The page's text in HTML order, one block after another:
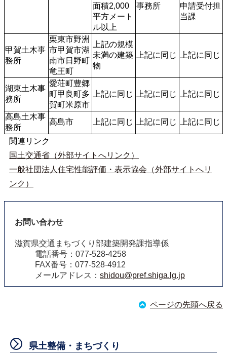
面積2,000
平方メート
ル以上
事務所
申請受付担
当課
甲賀土木事
務所
栗東市野洲
市甲賀市湖
南市日野町
竜王町
上記の規模
未満の建築
物
上記に同じ 上記に同じ
湖東土木事
務所
愛荘町豊郷
町甲良町多
賀町米原市
上記に同じ 上記に同じ 上記に同じ
高島土木事
務所
高島市 上記に同じ 上記に同じ 上記に同じ
関連リンク
国土交通省（外部サイトへリンク）
一般社団法人住宅性能評価・表示協会（外部サイトへリ
ンク）
お問い合わせ
滋賀県交通まちづくり部建築開発課指導係
電話番号：077-528-4258
FAX番号：077-528-4912
メールアドレス： shidou@pref.shiga.lg.jp
ページの先頭へ戻る
県土整備・まちづくり